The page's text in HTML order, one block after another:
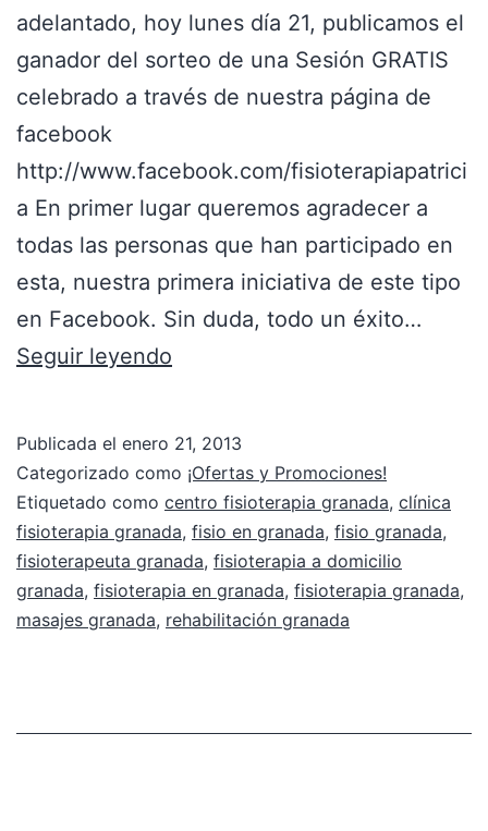
adelantado, hoy lunes día 21, publicamos el
ganador del sorteo de una Sesión GRATIS
celebrado a través de nuestra página de
facebook
http://www.facebook.com/fisioterapiapatrici
a En primer lugar queremos agradecer a
todas las personas que han participado en
esta, nuestra primera iniciativa de este tipo
en Facebook. Sin duda, todo un éxito…
Seguir leyendo
Publicada el enero 21, 2013
Categorizado como ¡Ofertas y Promociones!
Etiquetado como centro fisioterapia granada, clínica
fisioterapia granada, fisio en granada, fisio granada,
fisioterapeuta granada, fisioterapia a domicilio
granada, fisioterapia en granada, fisioterapia granada,
masajes granada, rehabilitación granada